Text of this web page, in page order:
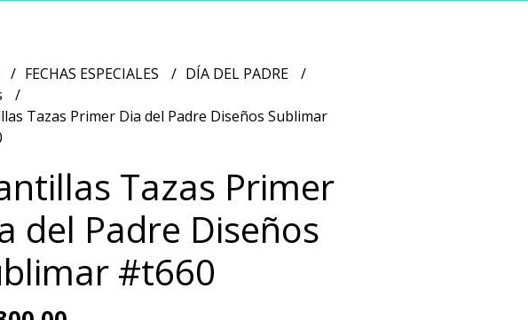
FECHAS ESPECIALES
DÍA DEL PADRE
Tazas Primer Dia del Padre Diseños Sublimar
Tazas Primer
del Padre Diseños
#t660